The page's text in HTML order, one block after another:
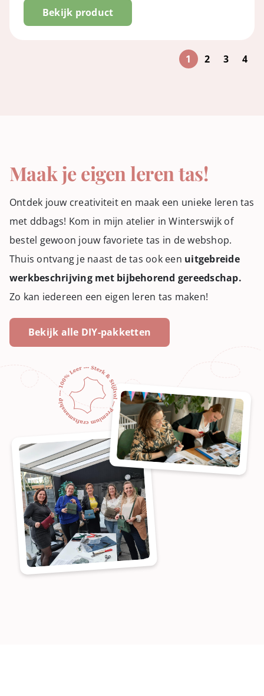
Bekijk product
1 2 3 4
Maak je eigen leren tas!
Ontdek jouw creativiteit en maak een unieke leren tas
met ddbags! Kom in mijn atelier in Winterswijk of
bestel gewoon jouw favoriete tas in de webshop.
Thuis ontvang je naast de tas ook een uitgebreide
werkbeschrijving met bijbehorend gereedschap.
Zo kan iedereen een eigen leren tas maken!
Bekijk alle DIY-pakketten